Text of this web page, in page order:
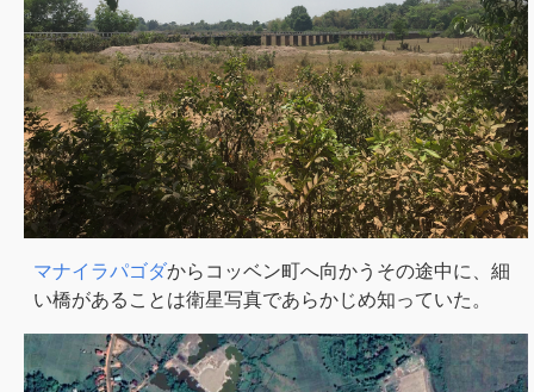
マナイラパゴダからコッベン町へ向かうその途中に、細
い橋があることは衛星写真であらかじめ知っていた。